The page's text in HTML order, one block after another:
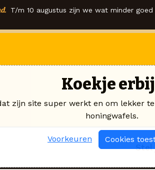
T/m 10 augustus zijn we wat minder
Stel
Koekje
zijn site super werkt en om lekker
honingwafels.
Voorkeuren Cookies